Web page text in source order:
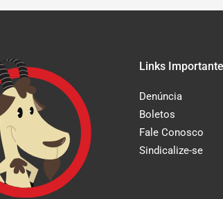
Links
Denúncia
Boletos
Fale Conosco
Sindicalize-se